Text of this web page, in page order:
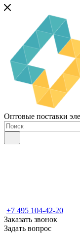
Оптовые поставки
+7 495 104-42-20
Заказать звонок
Задать вопрос